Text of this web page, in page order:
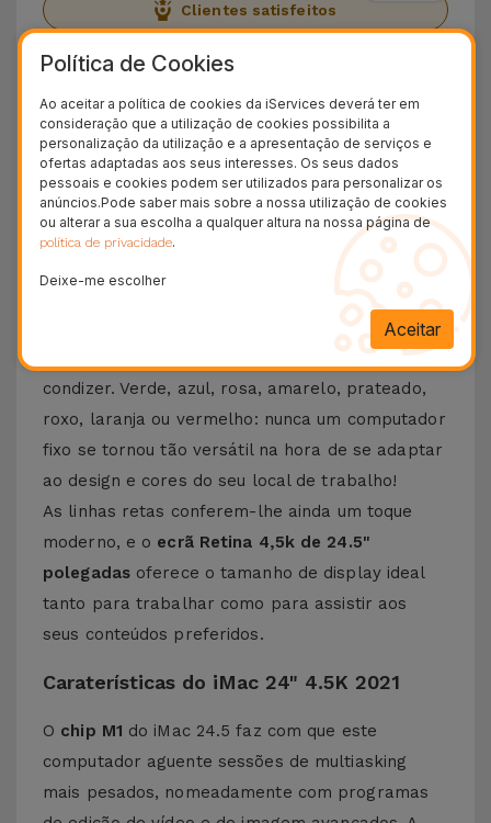
Clientes satisfeitos
Garantia Duradoura
Entrega Grátis
24H
Conheça o iMac 24" 4.5K 2021
Lançado em 2021, o iMac 24.5 trouxe um conjunto
de upgrades à linha de computadores fixos da
marca. O primeiro foi, indubitavelmente, o seu
design: o iMac 24.5 de 2021 foi lançado em7
, com teclados e ratos a
condizer. Verde, azul, rosa, amarelo, prateado,
roxo, laranja ou vermelho: nunca um computador
fixo se tornou tão versátil na hora de se adaptar
ao design e cores do seu local de trabalho!
As linhas retas conferem-lhe ainda um toque
moderno, e o ecrã Retina 4,5k de 24.5"
polegadasoferece o tamanho de display ideal
tanto para trabalhar como para assistir aos
seus conteúdos preferidos.
Caraterísticas do iMac 24" 4.5K 2021
O chip M1 do iMac 24.5 faz com que este
computador aguente sessões de multiasking
mais pesados, nomeadamente com programas
Política de Cookies
Ao aceitar a política de cookies da iServices deverá ter em
consideração que a utilização de cookies possibilita a
personalização da utilização e a apresentação de serviços e
ofertas adaptadas aos seus interesses. Os seus dados
pessoais e cookies podem ser utilizados para personalizar os
anúncios.Pode saber mais sobre a nossa utilização de cookies
ou alterar a sua escolha a qualquer altura na nossa página de
política de privacidade.
Deixe-me escolher
Aceitar